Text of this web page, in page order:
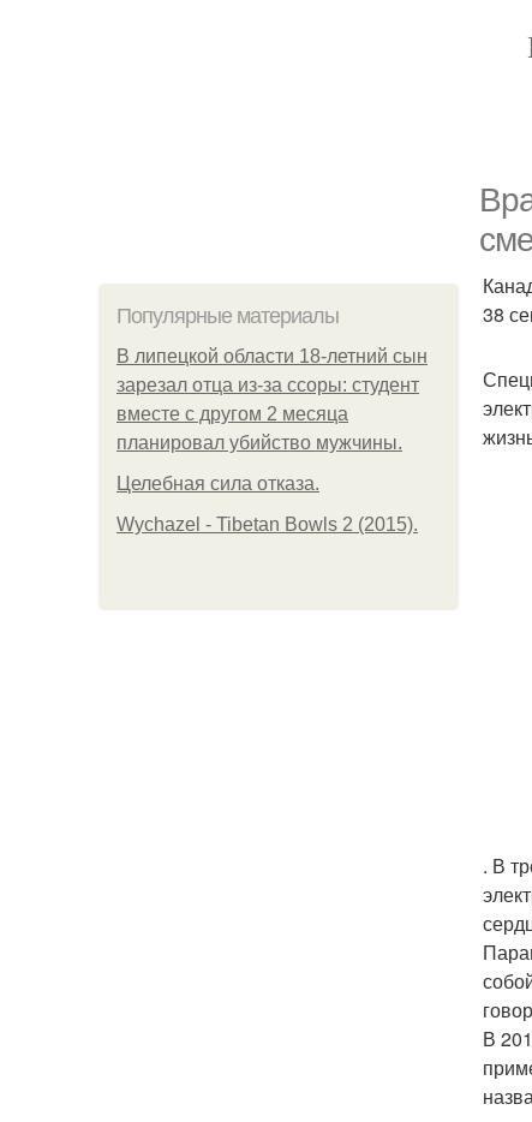
Популярные материалы
В липецкой области 18-летний сын
зарезал отца из-за ссоры: студент
вместе с другом 2 месяца
планировал убийство мужчины.
Целебная сила отказа.
Wychazel - Tibetan Bowls 2 (2015).
38
. В
В